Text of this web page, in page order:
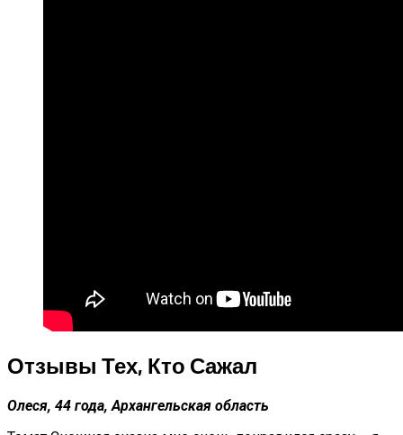
Отзывы Тех, Кто Сажал
Олеся, 44 года, Архангельская область